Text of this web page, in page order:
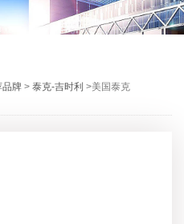
品牌 >泰克-吉时利 >美国泰克